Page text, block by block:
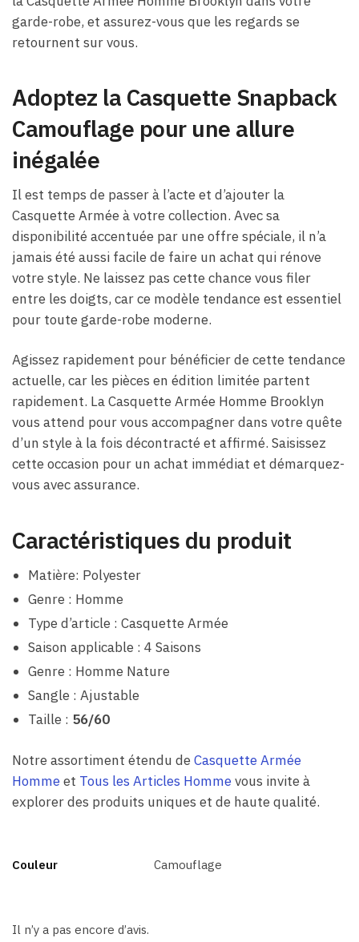
garde-robe, et assurez-vous que les regards se
retournent sur vous.
Adoptez la Casquette Snapback
Camouflage pour une allure
inégalée
Il est temps de passer à l’acte et d’ajouter la
Casquette Armée à votre collection. Avec sa
disponibilité accentuée par une offre spéciale, il n’a
jamais été aussi facile de faire un achat qui rénove
votre style. Ne laissez pas cette chance vous filer
entre les doigts, car ce modèle tendance est essentiel
pour toute garde-robe moderne.
Agissez rapidement pour bénéficier de cette tendance
actuelle, car les pièces en édition limitée partent
rapidement. La Casquette Armée Homme Brooklyn
vous attend pour vous accompagner dans votre quête
d’un style à la fois décontracté et affirmé. Saisissez
cette occasion pour un achat immédiat et démarquez-
vous avec assurance.
Caractéristiques du produit
Matière: Polyester
Genre : Homme
Type d’article : Casquette Armée
Saison applicable : 4 Saisons
Genre : Homme Nature
Sangle : Ajustable
Taille : 56/60
Notre assortiment étendu deCasquette Armée
Hommeet Tous les Articles Hommevous invite à
explorer des produits uniques et de haute qualité.
Couleur Camouflage
Il n’y a pas encore d’avis.